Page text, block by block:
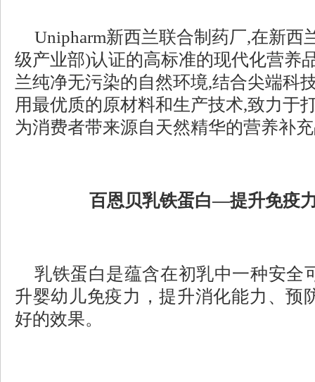
Unipharm新西兰联合制药厂,在新西
级产业部)认证的高标准的现代化营养
兰纯净无污染的自然环境,结合尖端科
用最优质的原材料和生产技术,致力于
为消费者带来源自天然精华的营养补
百恩贝乳铁蛋白—提升免疫
乳铁蛋白是蕴含在初乳中一种安全
升婴幼儿免疫力，提升消化能力、预
好的效果。